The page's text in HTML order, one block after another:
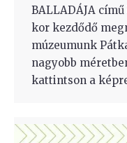
BALLADÁJA
kor kezdődő
múzeumunk
nagyobb
kattintson a